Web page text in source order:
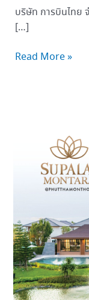
บริษัท การบินไทย
[…]
Read More »